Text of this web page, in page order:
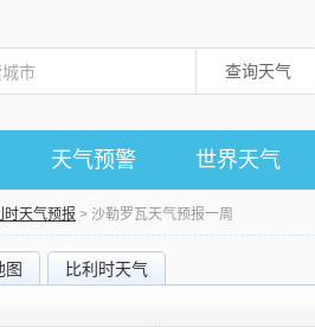
查询天气
天气预警 世界天气
时天气预报 > 沙勒罗瓦天气预报一周
图 比利时天气